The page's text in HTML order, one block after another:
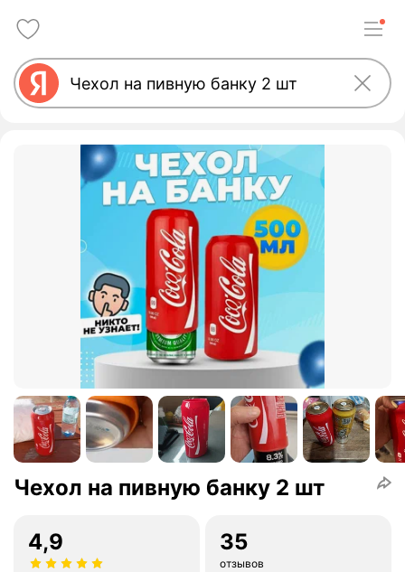
Чехол на пивную банку 2 шт
4,9 35
отзывов